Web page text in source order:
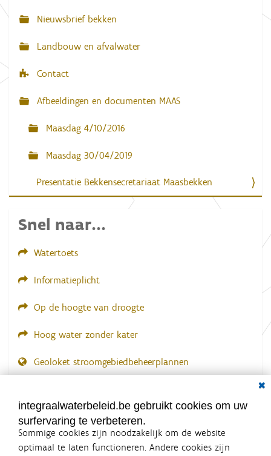
Nieuwsbrief bekken
Landbouw en afvalwater
Contact
Afbeeldingen en documenten MAAS
Maasdag 4/10/2016
Maasdag 30/04/2019
Presentatie Bekkensecretariaat Maasbekken
Snel naar...
Watertoets
Informatieplicht
Op de hoogte van droogte
Hoog water zonder kater
Geoloket stroomgebiedbeheerplannen
LOGIN VEREIST
integraalwaterbeleid.be gebruikt cookies om uw
surfervaring te verbeteren.
Sommige cookies zijn noodzakelijk om de website
optimaal te laten functioneren. Andere cookies zijn